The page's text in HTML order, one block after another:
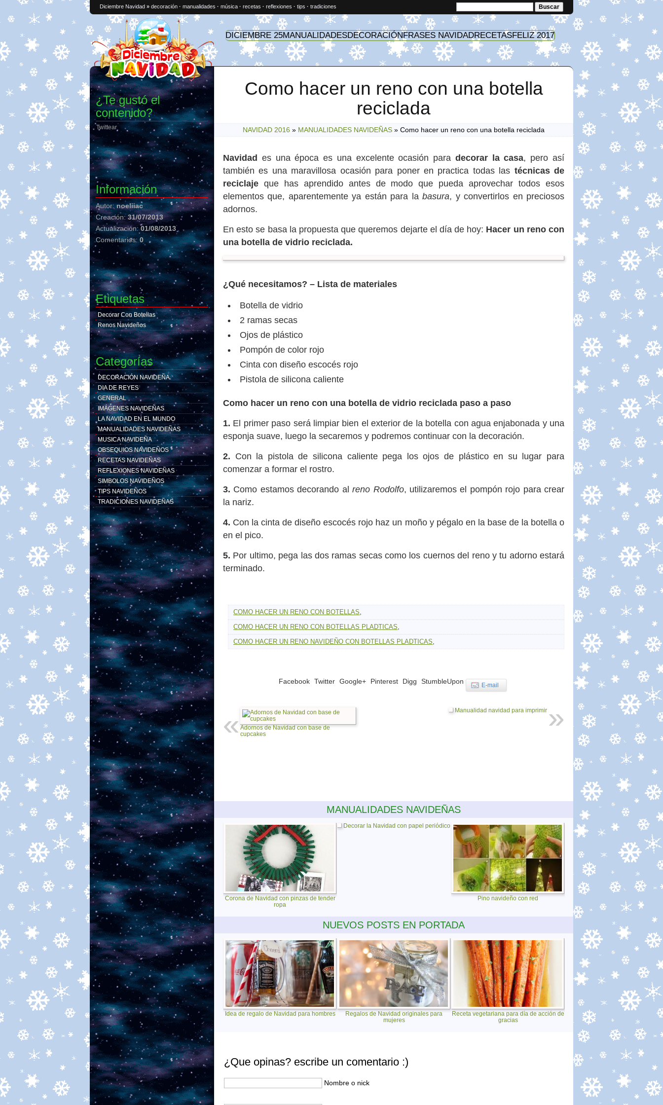
Diciembre Navidad » decoración · manualidades · música · recetas · reflexiones · tips · tradiciones
DICIEMBRE 25MANUALIDADESDECORACIÓNFRASES NAVIDADRECETASFELIZ 2017
Como hacer un reno con una botella
reciclada
NAVIDAD 2016 » MANUALIDADES NAVIDEÑAS » Como hacer un reno con una botella reciclada
Navidad es una época es una excelente ocasión para decorar la casa, pero así
también es una maravillosa ocasión para poner en practica todas las técnicas de
reciclaje que has aprendido antes de modo que pueda aprovechar todos esos
elementos que, aparentemente ya están para labasura, y convertirlos en preciosos
adornos.
En esto se basa la propuesta que queremos dejarte el día de hoy: Hacer un reno con
una botella de vidrio reciclada.
¿Qué necesitamos? – Lista de materiales
Botella de vidrio
2 ramas secas
Ojos de plástico
Pompón de color rojo
Cinta con diseño escocés rojo
Pistola de silicona caliente
Como hacer un reno con una botella de vidrio reciclada paso a paso
1. El primer paso será limpiar bien el exterior de la botella con agua enjabonada y una
esponja suave, luego la secaremos y podremos continuar con la decoración.
2. Con la pistola de silicona caliente pega los ojos de plástico en su lugar para
comenzar a formar el rostro.
3. Como estamos decorando alreno Rodolfo, utilizaremos el pompón rojo para crear
la nariz.
4. Con la cinta de diseño escocés rojo haz un moño y pégalo en la base de la botella o
en el pico.
5. Por ultimo, pega las dos ramas secas como los cuernos del reno y tu adorno estará
terminado.
COMO HACER UN RENO CON BOTELLAS
COMO HACER UN RENO CON BOTELLAS PLADTICAS
COMO HACER UN RENO NAVIDEÑO CON BOTELLAS PLADTICAS
Facebook Twitter Google+ Pinterest Digg StumbleUpon E-mail
Adornos de Navidad con base de
cupcakes
Manualidad navidad para imprimir
MANUALIDADES NAVIDEÑAS
Corona de Navidad con pinzas de tender
ropa
Decorar la Navidad con papel periódico
Pino navideño con red
NUEVOS POSTS EN PORTADA
Idea de regalo de Navidad para hombres
Regalos de Navidad originales para
mujeres
Receta vegetariana para día de acción de
gracias
¿Que opinas? escribe un comentario :)
Nombre o nick
¿Te gustó el
contenido?
Twittear
Información
Autor:noeliiac
Creación:31/07/2013
Actualización:01/08/2013
Comentarios:0
Etiquetas
Decorar Con Botellas
Renos Navideños
Categorías
DECORACIÓN NAVIDEÑA
DIA DE REYES
GENERAL
IMÁGENES NAVIDEÑAS
LA NAVIDAD EN EL MUNDO
MANUALIDADES NAVIDEÑAS
MUSICA NAVIDEÑA
OBSEQUIOS NAVIDEÑOS
RECETAS NAVIDEÑAS
REFLEXIONES NAVIDEÑAS
SIMBOLOS NAVIDEÑOS
TIPS NAVIDEÑOS
TRADICIONES NAVIDEÑAS